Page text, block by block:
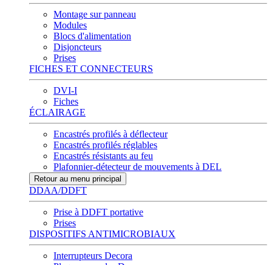
Montage sur panneau
Modules
Blocs d'alimentation
Disjoncteurs
Prises
FICHES ET CONNECTEURS
DVI-I
Fiches
ÉCLAIRAGE
Encastrés profilés à déflecteur
Encastrés profilés réglables
Encastrés résistants au feu
Plafonnier-détecteur de mouvements à DEL
Retour au menu principal
DDAA/DDFT
Prise à DDFT portative
Prises
DISPOSITIFS ANTIMICROBIAUX
Interrupteurs Decora